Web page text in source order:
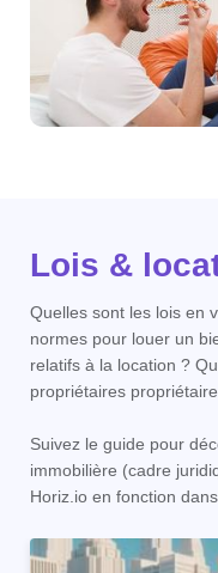
Lois &
Quelles sont les lois en
normes pour louer un
relatifs à la location ?
propriétaires
Suivez le guide pour
immobilière (cadre
Horiz.io en fonction